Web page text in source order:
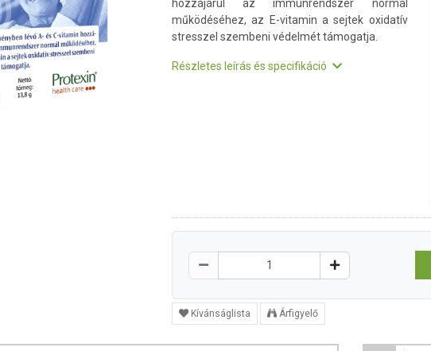
hozzájárul az immunrendszer normál
működéséhez, az E-vitamin a sejtek oxidatív
stresszel szembeni védelmét támogatja.
Részletes leírás és specifikáció
Kívánságlista Árfigyelő